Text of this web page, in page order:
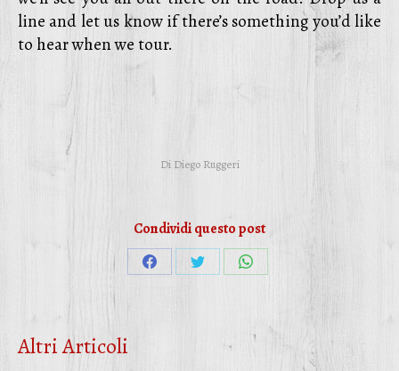
line and let us know if there’s something you’d like
to hear when we tour.
Di Diego Ruggeri
Condividi questo post
CondividiCondividiCondividi
WhatsApp
Altri Articoli